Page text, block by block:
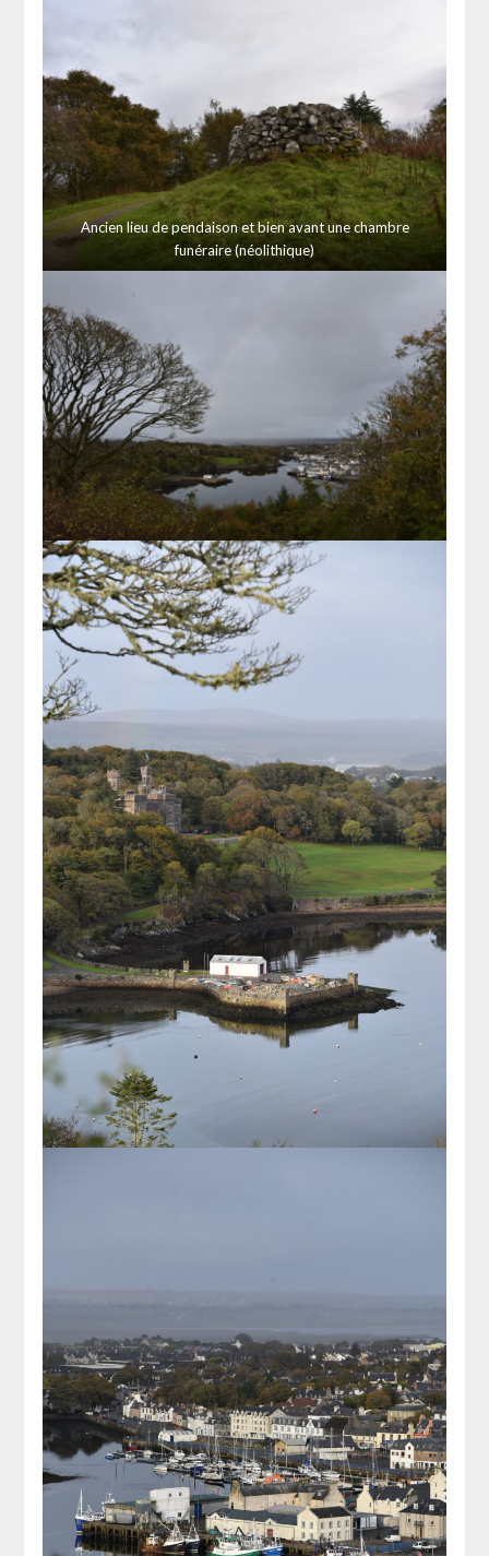
Ancien lieu de pendaison et bien avant une chambre
funéraire (néolithique)